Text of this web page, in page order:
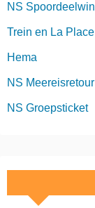
NS
Trein en La Place
Hema
NS Meereisretour
NS Groepsticket